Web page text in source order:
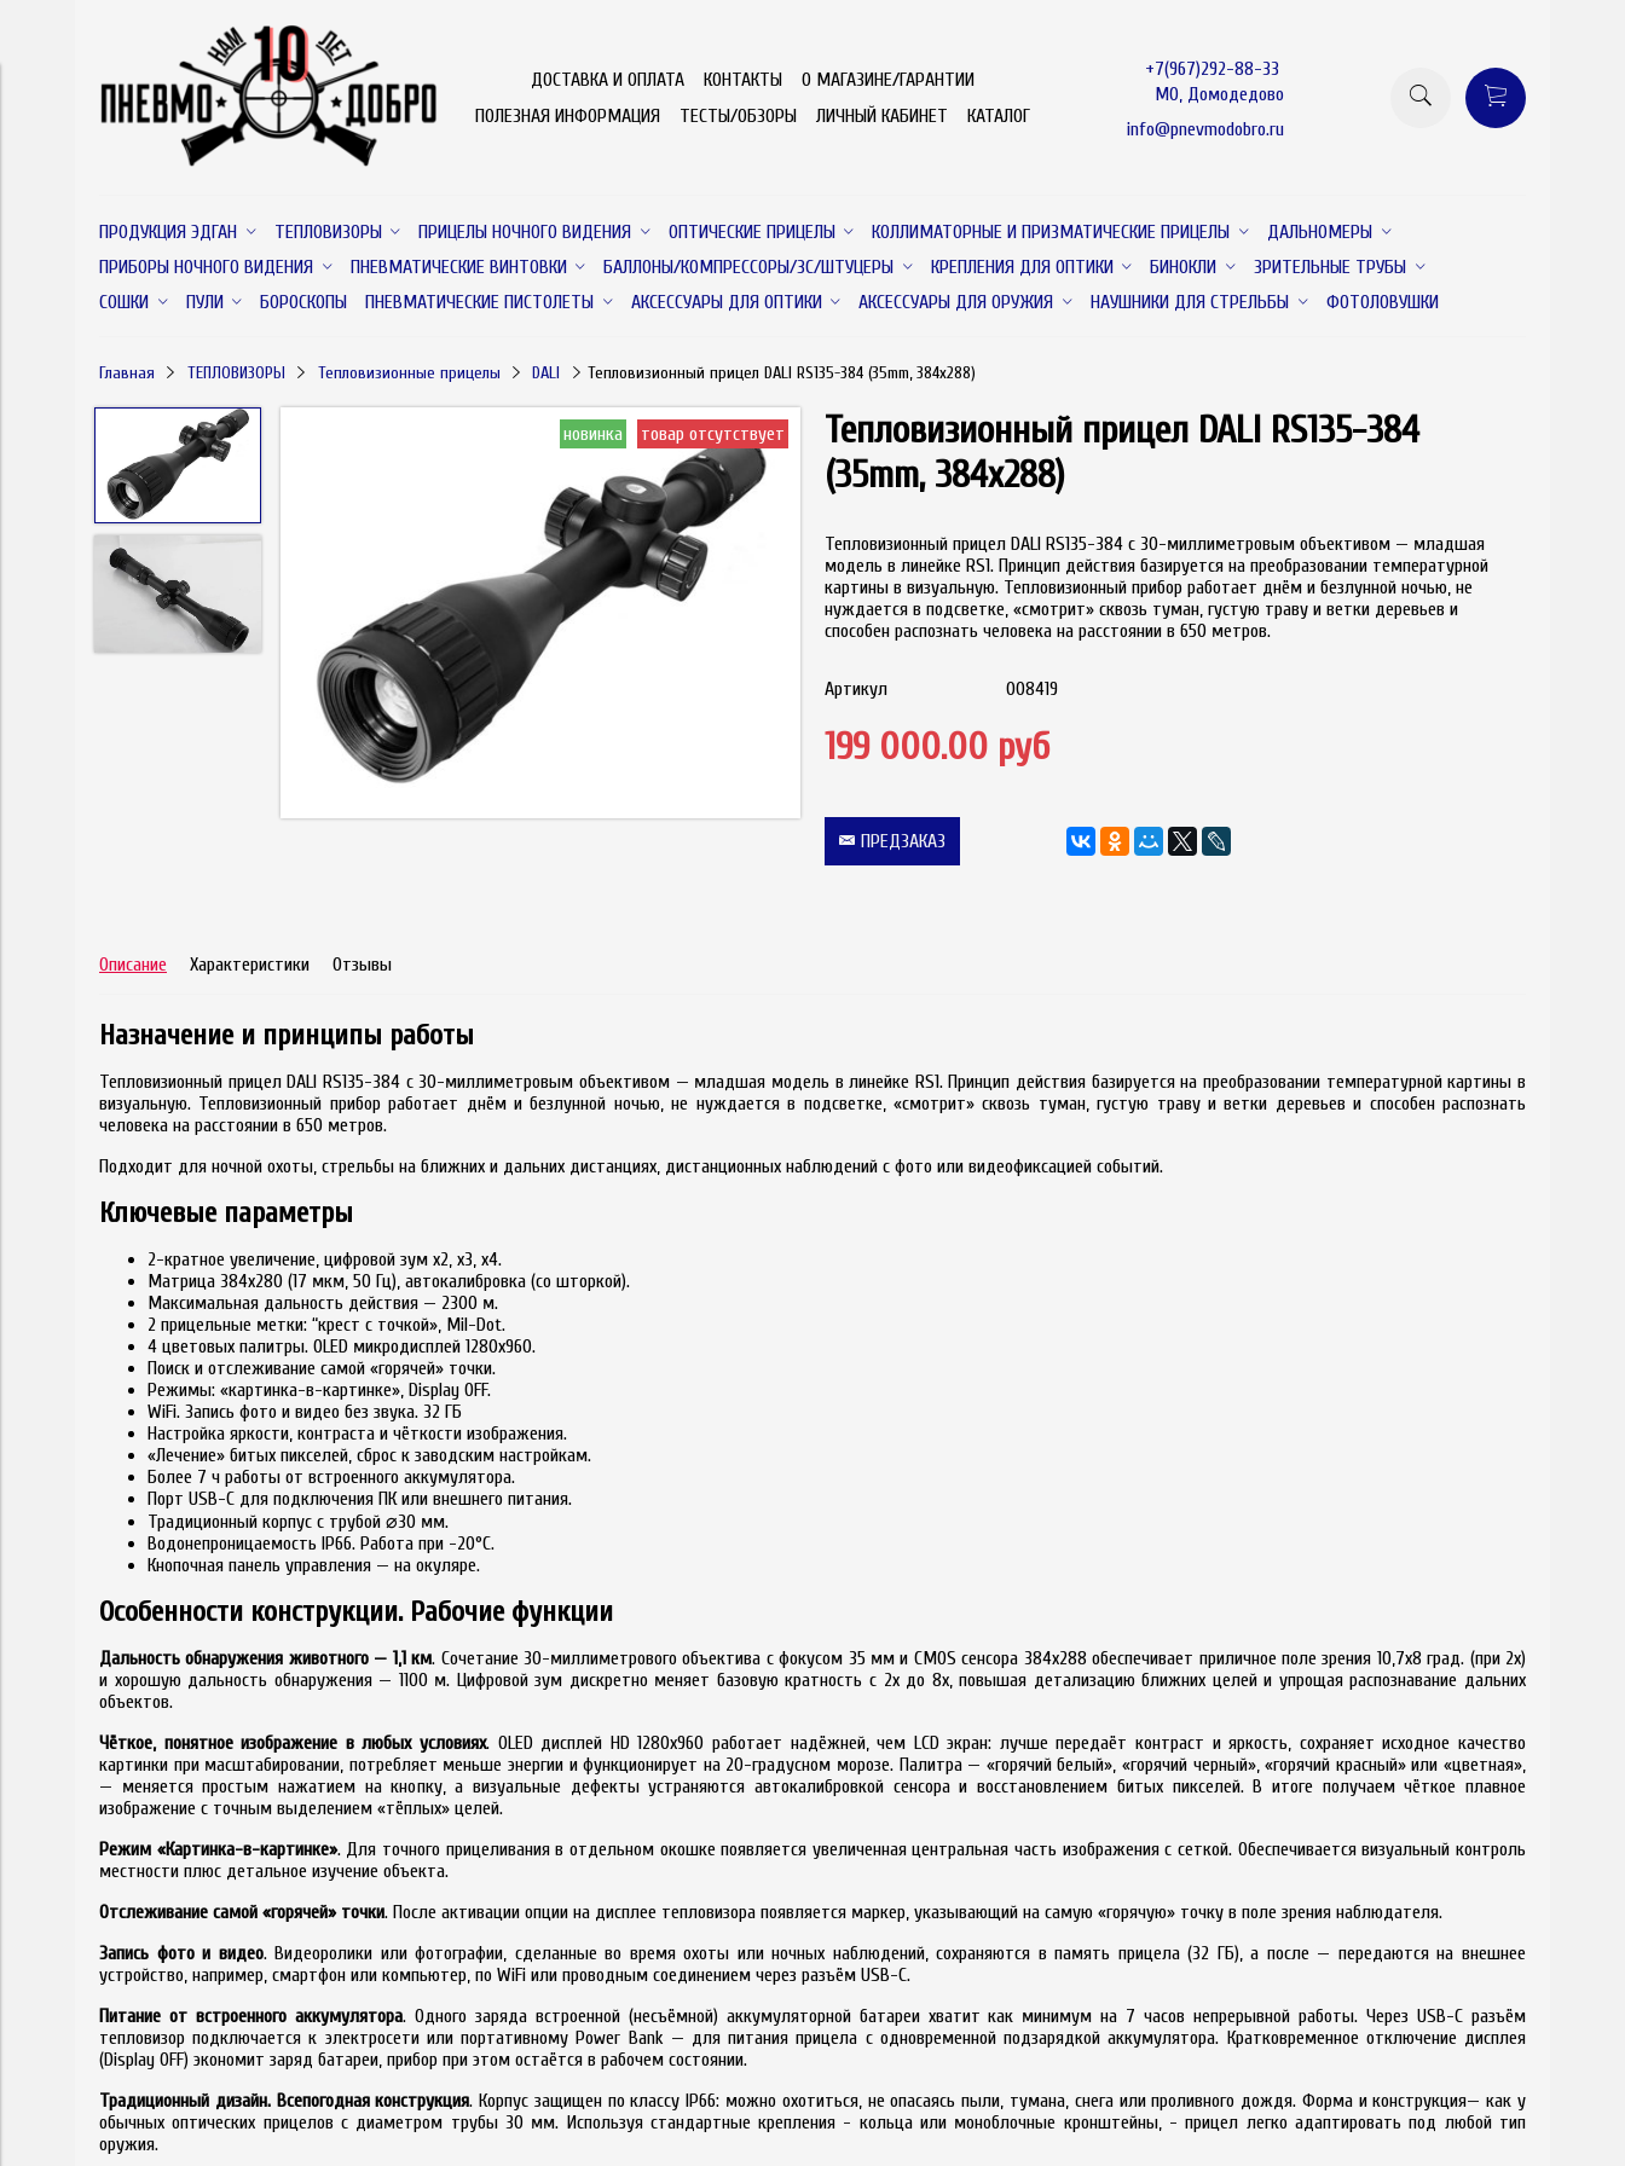
ДОСТАВКА И ОПЛАТА КОНТАКТЫ
О МАГАЗИНЕ/ГАРАНТИИ
ПОЛЕЗНАЯ ИНФОРМАЦИЯ
ТЕСТЫ/ОБЗОРЫ ЛИЧНЫЙ КАБИНЕТ КАТАЛОГ
+7(967)292-88-33
МО, Домодедово
info@pnevmodobro.ru
ПРОДУКЦИЯ ЭДГАН ТЕПЛОВИЗОРЫ ПРИЦЕЛЫ НОЧНОГО ВИДЕНИЯ ОПТИЧЕСКИЕ ПРИЦЕЛЫ КОЛЛИМАТОРНЫЕ И ПРИЗМАТИЧЕСКИЕ ПРИЦЕЛЫ
ДАЛЬНОМЕРЫ
ПРИБОРЫ НОЧНОГО ВИДЕНИЯ
ПНЕВМАТИЧЕСКИЕ ВИНТОВКИ БАЛЛОНЫ/КОМПРЕССОРЫ/ЗС/ШТУЦЕРЫ КРЕПЛЕНИЯ ДЛЯ ОПТИКИ БИНОКЛИ
ЗРИТЕЛЬНЫЕ ТРУБЫ
СОШКИ
ПУЛИ БОРОСКОПЫ ПНЕВМАТИЧЕСКИЕ ПИСТОЛЕТЫ АКСЕССУАРЫ ДЛЯ ОПТИКИ АКСЕССУАРЫ ДЛЯ ОРУЖИЯ НАУШНИКИ ДЛЯ СТРЕЛЬБЫ ФОТОЛОВУШКИ
Главная ТЕПЛОВИЗОРЫ Тепловизионные прицелы DALI Тепловизионный прицел DALI RS135-384 (35mm, 384x288)
новинка товар отсутствует новинка товар отсутствует
Тепловизионный прицел DALI RS135-384
(35mm, 384x288)
Тепловизионный прицел DALI RS135-384 с 30-миллиметровым объективом — младшая
модель в линейке RS1. Принцип действия базируется на преобразовании температурной
картины в визуальную. Тепловизионный прибор работает днём и безлунной ночью, не
нуждается в подсветке, «смотрит» сквозь туман, густую траву и ветки деревьев и
способен распознать человека на расстоянии в 650 метров.
Артикул 008419
199 000.00 руб
ПРЕДЗАКАЗ
Описание Характеристики Отзывы
Назначение и принципы работы
Тепловизионный прицел DALI RS135-384 с 30-миллиметровым объективом — младшая модель в линейке RS1. Принцип действия базируется на преобразовании температурной картины в
визуальную. Тепловизионный прибор работает днём и безлунной ночью, не нуждается в подсветке, «смотрит» сквозь туман, густую траву и ветки деревьев и способен распознать
человека на расстоянии в 650 метров.
Подходит для ночной охоты, стрельбы на ближних и дальних дистанциях, дистанционных наблюдений с фото или видеофиксацией событий.
Ключевые параметры
2-кратное увеличение, цифровой зум x2, x3, x4.
Матрица 384x280 (17 мкм, 50 Гц), автокалибровка (со шторкой).
Максимальная дальность действия — 2300 м.
2 прицельные метки: “крест с точкой», Mil-Dot.
4 цветовых палитры. OLED микродисплей 1280x960.
Поиск и отслеживание самой «горячей» точки.
Режимы: «картинка-в-картинке», Display OFF.
WiFi. Запись фото и видео без звука. 32 ГБ
Настройка яркости, контраста и чёткости изображения.
«Лечение» битых пикселей, сброс к заводским настройкам.
Более 7 ч работы от встроенного аккумулятора.
Порт USB-C для подключения ПК или внешнего питания.
Традиционный корпус с трубой ⌀30 мм.
Водонепроницаемость IP66. Работа при -20°C.
Кнопочная панель управления — на окуляре.
Особенности конструкции. Рабочие функции
Дальность обнаружения животного — 1,1 км. Сочетание 30-миллиметрового объектива с фокусом 35 мм и CMOS сенсора 384x288 обеспечивает приличное поле зрения 10,7x8 град. (при 2x)
и хорошую дальность обнаружения — 1100 м. Цифровой зум дискретно меняет базовую кратность с 2х до 8x, повышая детализацию ближних целей и упрощая распознавание дальних
объектов.
Чёткое, понятное изображение в любых условиях. OLED дисплей HD 1280x960 работает надёжней, чем LCD экран: лучше передаёт контраст и яркость, сохраняет исходное качество
картинки при масштабировании, потребляет меньше энергии и функционирует на 20-градусном морозе. Палитра — «горячий белый», «горячий черный», «горячий красный» или «цветная»,
— меняется простым нажатием на кнопку, а визуальные дефекты устраняются автокалибровкой сенсора и восстановлением битых пикселей. В итоге получаем чёткое плавное
изображение с точным выделением «тёплых» целей.
Режим «Картинка-в-картинке». Для точного прицеливания в отдельном окошке появляется увеличенная центральная часть изображения с сеткой. Обеспечивается визуальный контроль
местности плюс детальное изучение объекта.
Отслеживание самой «горячей» точки. После активации опции на дисплее тепловизора появляется маркер, указывающий на самую «горячую» точку в поле зрения наблюдателя.
Запись фото и видео. Видеоролики или фотографии, сделанные во время охоты или ночных наблюдений, сохраняются в память прицела (32 ГБ), а после — передаются на внешнее
устройство, например, смартфон или компьютер, по WiFi или проводным соединением через разъём USB-C.
Питание от встроенного аккумулятора. Одного заряда встроенной (несъёмной) аккумуляторной батареи хватит как минимум на 7 часов непрерывной работы. Через USB-С разъём
тепловизор подключается к электросети или портативному Power Bank — для питания прицела с одновременной подзарядкой аккумулятора. Кратковременное отключение дисплея
(Display OFF) экономит заряд батареи, прибор при этом остаётся в рабочем состоянии.
Традиционный дизайн. Всепогодная конструкция. Корпус защищен по классу IP66: можно охотиться, не опасаясь пыли, тумана, снега или проливного дождя. Форма и конструкция— как у
обычных оптических прицелов с диаметром трубы 30 мм. Используя стандартные крепления - кольца или моноблочные кронштейны, - прицел легко адаптировать под любой тип
оружия.